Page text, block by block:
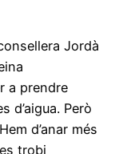
Jordà
a prendre
d’aigua. Però
d’anar més
trobi